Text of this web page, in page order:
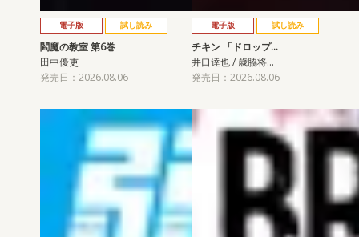
電子版 試し読み
閻魔の教室 第6巻
田中優吏
発売日：2026.08.06
電子版 試し読み
チキン 「ドロップ…
井口達也 / 歳脇将…
発売日：2026.08.06